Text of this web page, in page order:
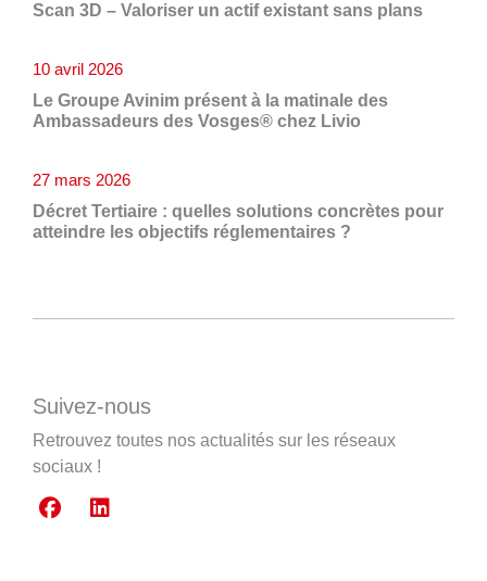
Scan 3D – Valoriser un actif existant sans plans
Le Groupe Avinim présent à la matinale des
Ambassadeurs des Vosges® chez Livio
10 avril 2026
Décret Tertiaire : quelles solutions concrètes pour
atteindre les objectifs réglementaires ?
27 mars 2026
Suivez-nous
Retrouvez toutes nos actualités sur les réseaux
sociaux !